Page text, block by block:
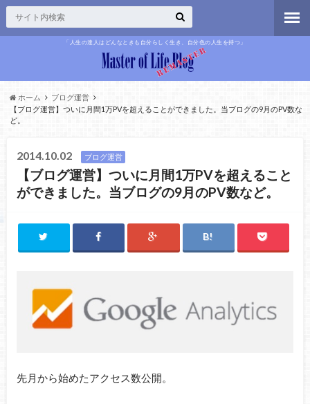
「人生の達人はどんなときも自分らしく生き、自分色の人生を持つ」
ホーム
ブログ運営
【ブログ運営】ついに月間1万PVを超えることができました。当ブログの9月のPV数な
ど。
2014.10.02 ブログ運営
【ブログ運営】ついに月間1万PVを超えること
ができました。当ブログの9月のPV数など。
先月から始めたアクセス数公開。